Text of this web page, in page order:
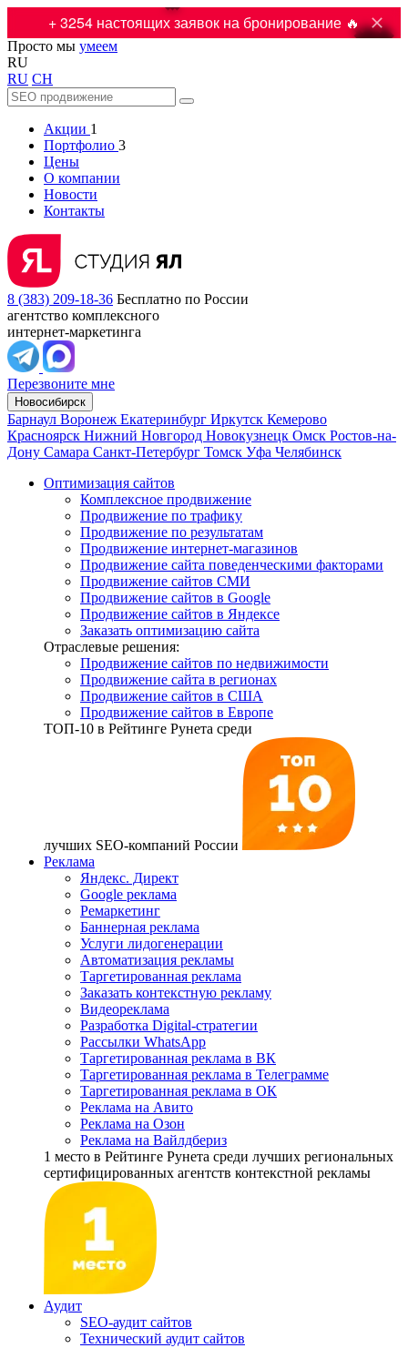
+ 3254 настоящих заявок на бронирование 🔥
Просто мы умеем
RU
RU CH
Акции 1
Портфолио 3
Цены
О компании
Новости
Контакты
8 (383) 209-18-36 Бесплатно по России
агентство комплексного
интернет-маркетинга
Перезвоните мне
Новосибирск
Барнаул Воронеж Екатеринбург Иркутск Кемерово
Красноярск Нижний Новгород Новокузнецк Омск Ростов-на-
Дону Самара Санкт-Петербург Томск Уфа Челябинск
Оптимизация сайтов
Комплексное продвижение
Продвижение по трафику
Продвижение по результатам
Продвижение интернет-магазинов
Продвижение сайта поведенческими факторами
Продвижение сайтов СМИ
Продвижение сайтов в Google
Продвижение сайтов в Яндексе
Заказать оптимизацию сайта
Отраслевые решения:
Продвижение сайтов по недвижимости
Продвижение сайта в регионах
Продвижение сайтов в США
Продвижение сайтов в Европе
ТОП-10 в Рейтинге Рунета среди
лучших SEO-компаний России
Реклама
Яндекс. Директ
Google реклама
Ремаркетинг
Баннерная реклама
Услуги лидогенерации
Автоматизация рекламы
Таргетированная реклама
Заказать контекстную рекламу
Видеореклама
Разработка Digital-стратегии
Рассылки WhatsApp
Таргетированная реклама в ВК
Таргетированная реклама в Телеграмме
Таргетированная реклама в ОК
Реклама на Авито
Реклама на Озон
Реклама на Вайлдбериз
1 место в Рейтинге Рунета cреди лучших региональных
сертифицированных агентств контекстной рекламы
Аудит
SEO-аудит сайтов
Технический аудит сайтов